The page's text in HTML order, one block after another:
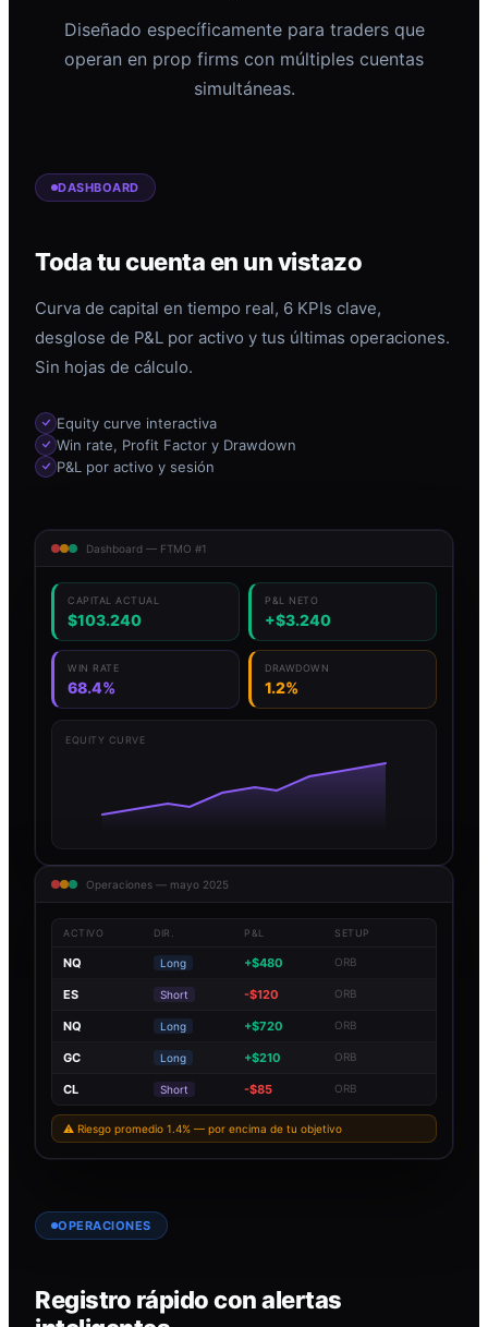
Diseñado específicamente para traders que
operan en prop firms con múltiples cuentas
simultáneas.
DASHBOARD
Toda tu cuenta en un vistazo
Curva de capital en tiempo real, 6 KPIs clave,
desglose de P&L por activo y tus últimas operaciones.
Sin hojas de cálculo.
Equity curve interactiva
Win rate, Profit Factor y Drawdown
P&L por activo y sesión
Dashboard — FTMO #1
CAPITAL ACTUAL
$103.240
P&L NETO
+$3.240
WIN RATE
68.4%
DRAWDOWN
1.2%
EQUITY CURVE
Operaciones — mayo 2025
ACTIVO DIR. P&L SETUP
NQ Long +$480 ORB
ES Short -$120 ORB
NQ Long +$720 ORB
GC Long +$210 ORB
CL Short -$85 ORB
⚠ Riesgo promedio 1.4% — por encima de tu objetivo
OPERACIONES
Registro rápido con alertas